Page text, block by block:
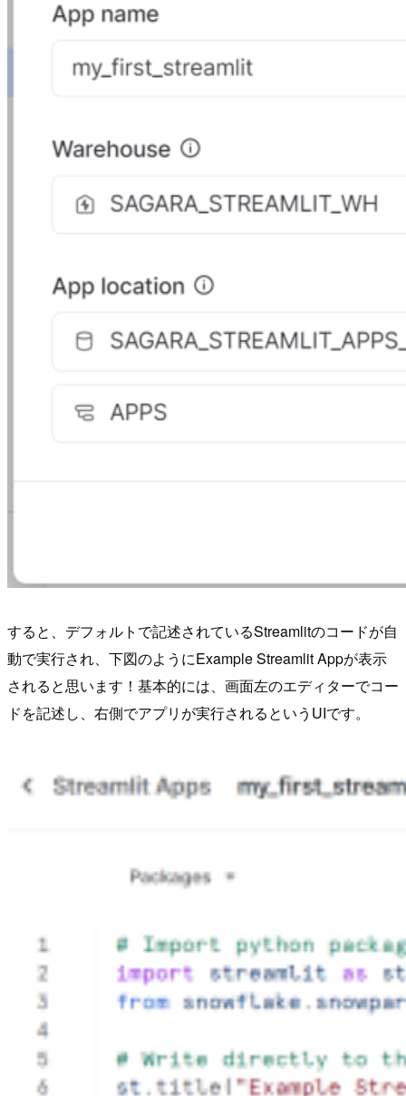
すると、デフォルトで記述されているStreamlitのコードが自
動で実行され、下図のようにExample Streamlit Appが表示
されると思います！基本的には、画面左のエディターでコー
ドを記述し、右側でアプリが実行されるというUIです。